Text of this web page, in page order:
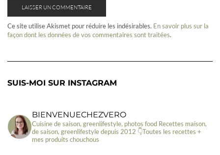
Ce site utilise Akismet pour réduire les indésirables. En savoir plus sur la
façon dont les données de vos commentaires sont traitées.
SUIS-MOI SUR INSTAGRAM
BIENVENUECHEZVERO
Cuisine de saison, greenlifestyle, photos food Recettes maison,
de saison, greenlifestyle depuis 2012 👇Toutes les recettes +
mes produits chouchous